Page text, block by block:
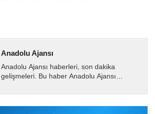
Anadolu Ajansı
Anadolu Ajansı haberleri, son dakika
gelişmeleri. Bu haber Anadolu Ajansı
tarafından geçilen tüm...